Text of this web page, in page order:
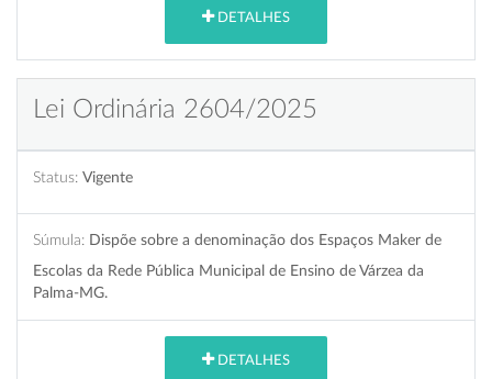
DETALHES
Lei Ordinária 2604/2025
Status: Vigente
Súmula: Dispõe sobre a denominação dos Espaços Maker de
Escolas da Rede Pública Municipal de Ensino de Várzea da
Palma-MG.
DETALHES